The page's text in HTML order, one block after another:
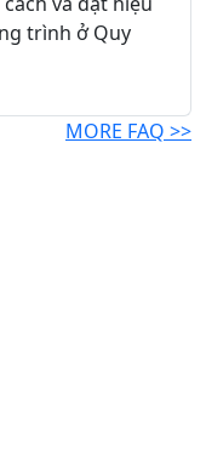
trình ở Quy
MORE FAQ >>